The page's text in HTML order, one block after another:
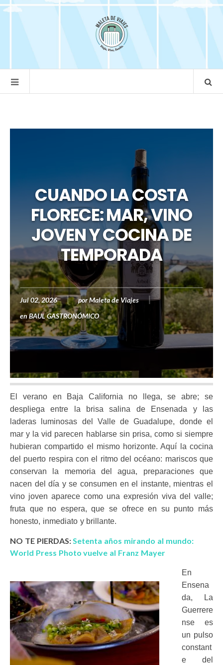
CUANDO LA COSTA
FLORECE: MAR, VINO
JOVEN Y COCINA DE
TEMPORADA
Jul 02, 2026 porMaleta de Viajes
enBAUL GASTRONÓMICO
El verano en Baja California no llega, se abre; se
despliega entre la brisa salina de Ensenada y las
laderas luminosas del Valle de Guadalupe, donde el
mar y la vid parecen hablarse sin prisa, como si siempre
hubieran compartido el mismo horizonte. Aquí la cocina
del puerto respira con el ritmo del océano: mariscos que
conservan la memoria del agua, preparaciones que
nacen del día y se consumen en el instante, mientras el
vino joven aparece como una expresión viva del valle;
fruta que no espera, que se ofrece en su punto más
honesto, inmediato y brillante.
NO TE PIERDAS:Setenta años mirando al mundo:
World Press Photo vuelve al Franz Mayer
En
Ensena
da, La
Guerrere
nse es
un pulso
constant
e del